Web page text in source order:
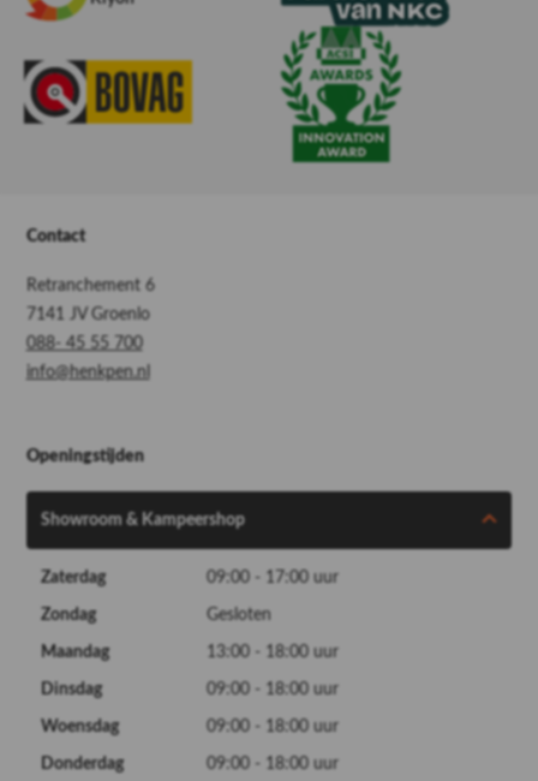
Contact
Retranchement 6
7141 JV Groenlo
088- 45 55 700
info@henkpen.nl
Openingstijden
Showroom & Kampeershop
Zaterdag 09:00 - 17:00 uur
Zondag Gesloten
Maandag 13:00 - 18:00 uur
Dinsdag 09:00 - 18:00 uur
Woensdag 09:00 - 18:00 uur
Donderdag 09:00 - 18:00 uur